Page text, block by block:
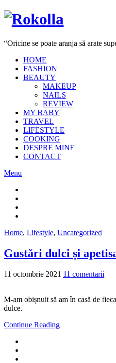
“Oricine se poate aranja să arate
HOME
FASHION
BEAUTY
MAKEUP
NAILS
REVIEW
MY BABY
TRAVEL
LIFESTYLE
COOKING
DESPRE MINE
CONTACT
Menu
Home, Lifestyle, Uncategorized
Gustări dulci și
11 octombrie 2021 11 comentarii
M-am obișnuit să am în casă de
dulce.
Continue Reading